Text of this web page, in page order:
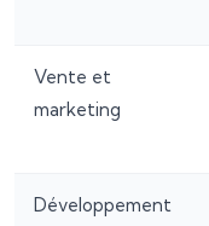
Vente et
marketing
Développement